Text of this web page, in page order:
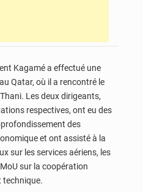
Kagamé a effectué une
Qatar, où il a rencontré le
Les deux dirigeants,
respectives, ont eu des
des
et ont assisté à la
sur les services aériens, les
sur la coopération
technique.